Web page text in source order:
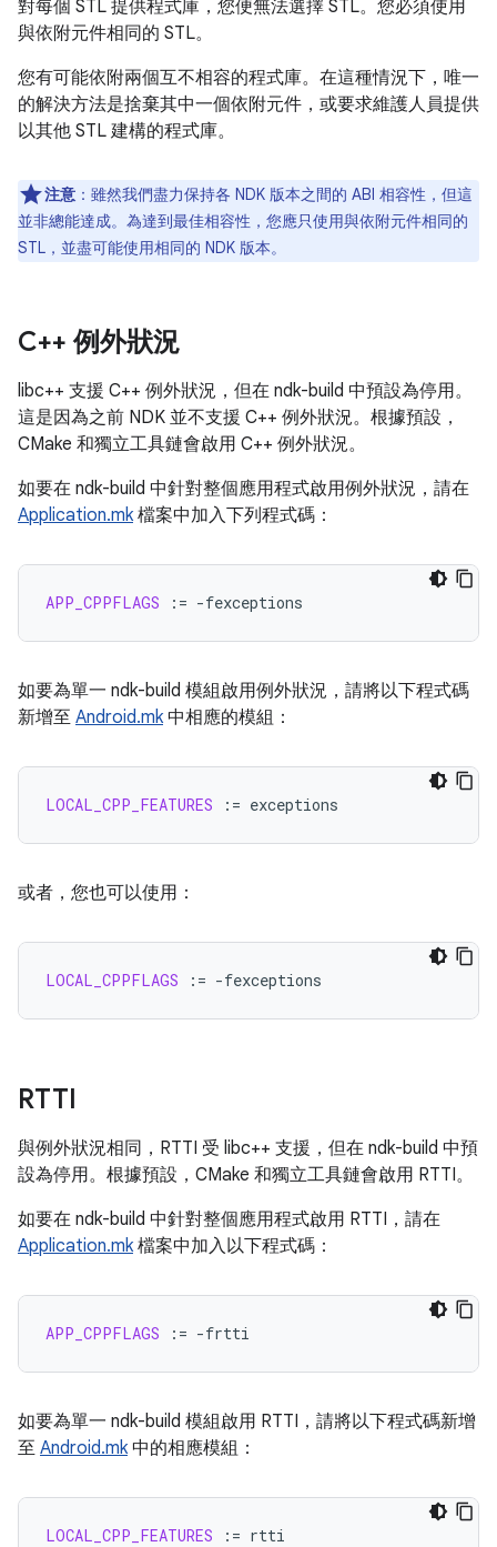
對每個 STL 提供程式庫，您便無法選擇 STL。您必須使用
與依附元件相同的 STL。
您有可能依附兩個互不相容的程式庫。在這種情況下，唯一
的解決方法是捨棄其中一個依附元件，或要求維護人員提供
以其他 STL 建構的程式庫。
注意 ： 雖然我們盡力保持各 NDK 版本之間的 ABI 相容性，但這
並非總能達成。為達到最佳相容性，您應只使用與依附元件相同的
STL，並盡可能使用相同的 NDK 版本。
C++ 例外狀況
libc++ 支援 C++ 例外狀況，但在 ndk-build 中預設為停用。
這是因為之前 NDK 並不支援 C++ 例外狀況。根據預設，
CMake 和獨立工具鏈會啟用 C++ 例外狀況。
如要在 ndk-build 中針對整個應用程式啟用例外狀況，請在
Application.mk檔案中加入下列程式碼：
APP_CPPFLAGS :=
如要為單一 ndk-build 模組啟用例外狀況，請將以下程式碼
新增至 Android.mk中相應的模組：
LOCAL_CPP_FEATURES :=
或者，您也可以使用：
LOCAL_CPPFLAGS :=
RTTI
與例外狀況相同，RTTI 受 libc++ 支援，但在 ndk-build 中預
設為停用。根據預設，CMake 和獨立工具鏈會啟用 RTTI。
如要在 ndk-build 中針對整個應用程式啟用 RTTI，請在
Application.mk檔案中加入以下程式碼：
APP_CPPFLAGS :=
如要為單一 ndk-build 模組啟用 RTTI，請將以下程式碼新增
至 Android.mk中的相應模組：
LOCAL_CPP_FEATURES :=